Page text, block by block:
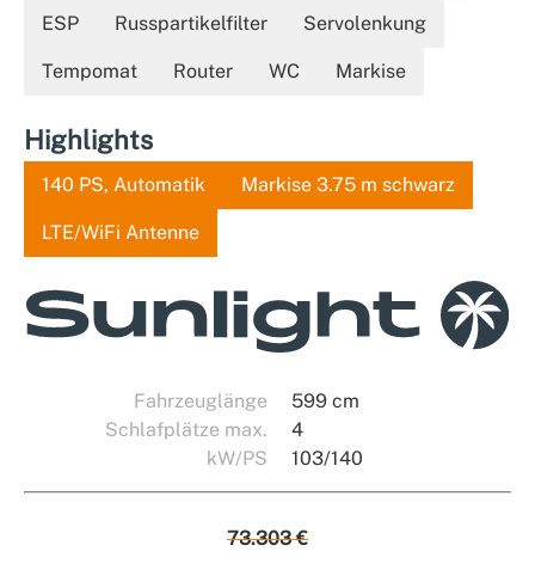
ESP Russpartikelfilter Servolenkung
Tempomat Router WC Markise
Highlights
140 PS, Automatik Markise 3.75 m schwarz
LTE/WiFi Antenne
Fahrzeuglänge
599 cm
Schlafplätze max.
4
kW/PS
103/140
73.303 €